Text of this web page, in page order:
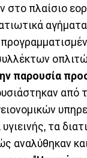
στο πλαίσιο
παρουσία
από
τα
αναλύθηκαν